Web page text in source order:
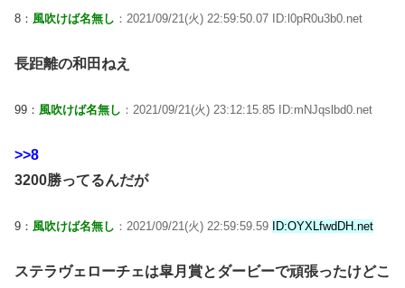
8： 風吹けば名無し ：2021/09/21(火) 22:59:50.07 ID:l0pR0u3b0.net
長距離の和田ねえ
99： 風吹けば名無し ：2021/09/21(火) 23:12:15.85 ID:mNJqslbd0.net
>>8
3200勝ってるんだが
9： 風吹けば名無し ：2021/09/21(火) 22:59:59.59 ID:OYXLfwdDH.net
ステラヴェローチェは皐月賞とダービーで頑張ったけどこ